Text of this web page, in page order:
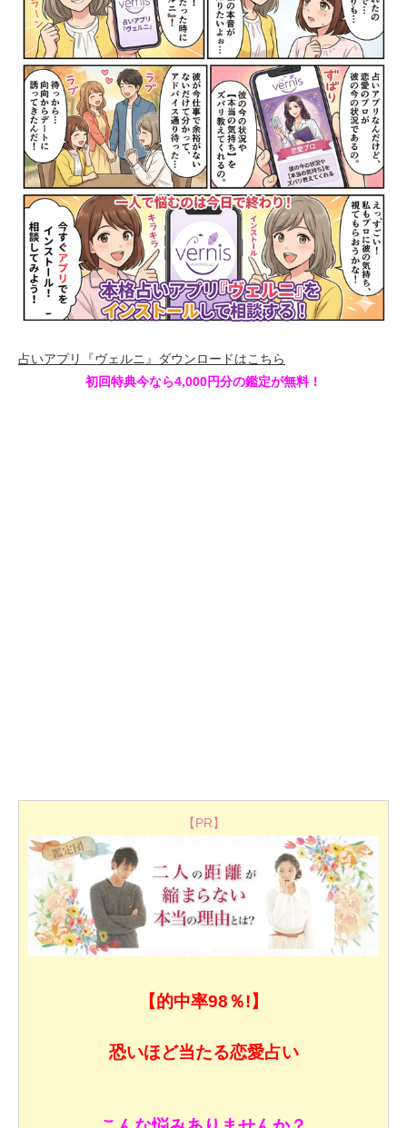
占いアプリ『ヴェルニ』ダウンロードはこちら
初回特典今なら4,000円分の鑑定が無料！
【PR】
【的中率98％!】
恐いほど当たる恋愛占い